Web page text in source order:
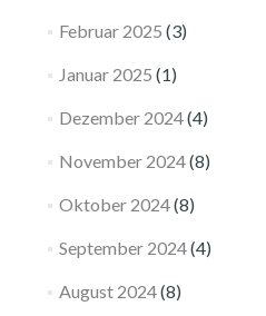
Februar 2025 (3)
Januar 2025 (1)
Dezember 2024(4)
November 2024(8)
Oktober 2024(8)
September 2024(4)
August 2024(8)